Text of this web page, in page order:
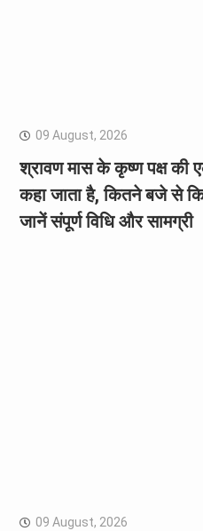
09 August, 2026
श्रावण मास के कृष्ण पक्ष की
कहा जाता है, कितने बजे से
जानें संपूर्ण विधि और सामग्री
09 August, 2026